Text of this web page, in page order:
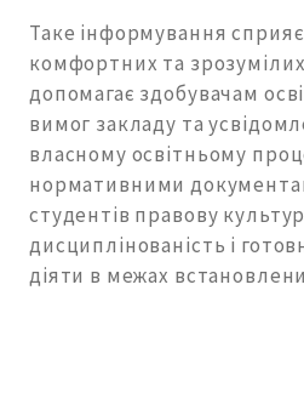
Таке інформування
комфортних та
допомагає здобувачам
вимог закладу та
власному освітньому
нормативними
студентів правову
дисциплінованість і
діяти в межах